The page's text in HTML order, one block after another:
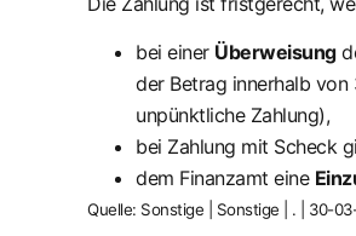
bei einer Überweisung
der Betrag innerhalb von
unpünktliche Zahlung),
bei Zahlung mit Scheck
dem Finanzamt eine
Quelle: Sonstige | Sonstige | . | 30-